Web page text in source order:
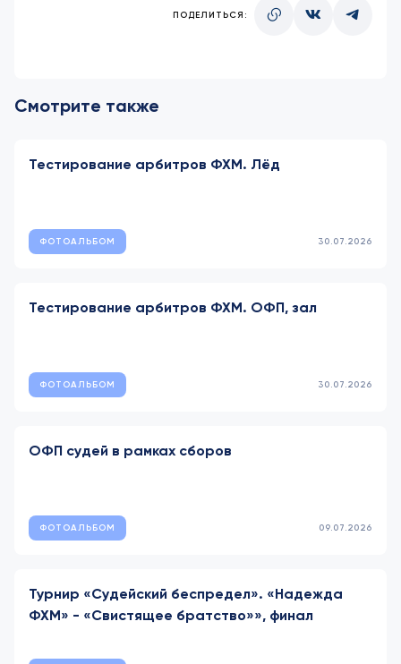
ПОДЕЛИТЬСЯ:
Смотрите также
Тестирование арбитров ФХМ. Лёд
ФОТОАЛЬБОМ 30.07.2026
Тестирование арбитров ФХМ. ОФП, зал
ФОТОАЛЬБОМ 30.07.2026
ОФП судей в рамках сборов
ФОТОАЛЬБОМ 09.07.2026
Турнир «Судейский беспредел». «Надежда
ФХМ» - «Свистящее братство»», финал